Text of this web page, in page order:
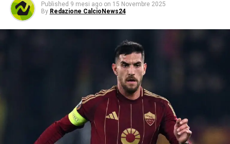
Published 9 mesi ago on 15 Novembre 2025
By Redazione CalcioNews24